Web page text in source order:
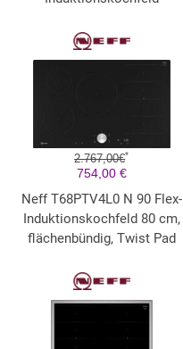
2.767,00€*
754,00 €
Neff T68PTV4L0 N 90 Flex-
Induktionskochfeld 80 cm,
flächenbündig, Twist Pad